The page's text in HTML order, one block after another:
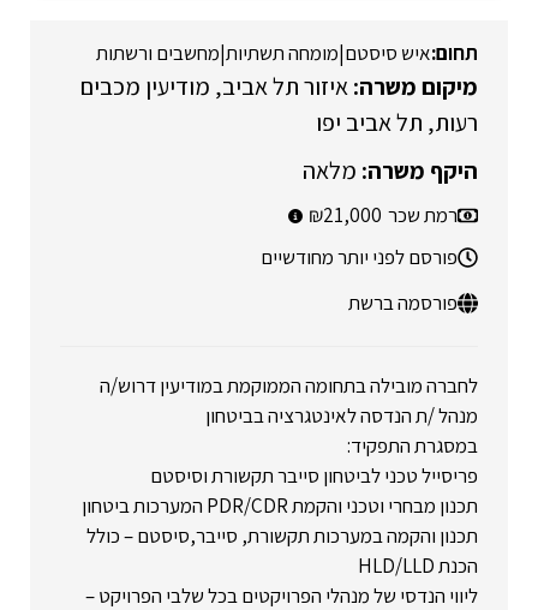
איש סיסטם|מומחה תשתיות|מחשבים ורשתות
איזור תל אביב מודיעין מכבים
רעות תל אביב יפו
מלאה
רמת שכר 21,000
פורסם לפני יותר מחודשיים
פורסמה ברשת
לחברה מובילה בתחומה הממוקמת במודיעין דרוש/ה
מנהל /ת הנדסה לאינטגרציה בביטחון
במסגרת התפקיד:
פריסייל טכני לביטחון סייבר תקשורת וסיסטם
תכנון מבחרי וטכני והקמת PDR/CDR המערכות ביטחון
תכנון והקמה במערכות תקשורת, סייבר,סיסטם – כולל
הכנת HLD/LLD
ליווי הנדסי של מנהלי הפרויקטים בכל שלבי הפרויקט –